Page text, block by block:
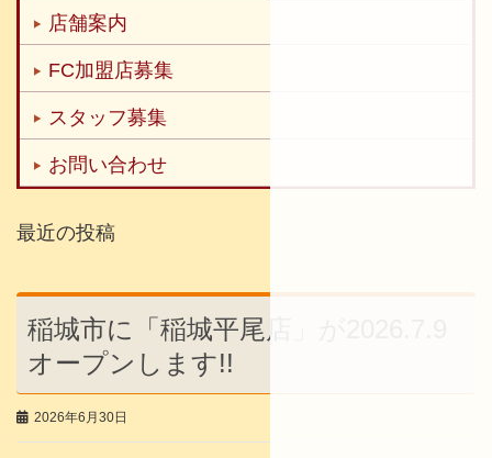
店舗案内
FC加盟店募集
スタッフ募集
お問い合わせ
最近の投稿
稲城市に「稲城平尾店」が2026.7.9
オープンします!!
2026年6月30日